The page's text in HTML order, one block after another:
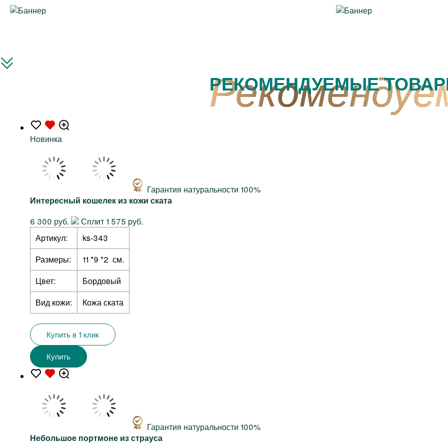
РЕКОМЕНДУЕМЫЕ
Новинка
Гарантия натуральности 100%
Интересный кошелек из кожи ската
6 300 руб.
Сплит 1 575 руб.
Артикул:
ks-343
Размеры:
11 *9 *2 см.
Цвет:
Бордовый
Вид кожи:
Кожа ската
Купить в 1 клик
Купить
Гарантия натуральности 100%
Небольшое портмоне из страуса